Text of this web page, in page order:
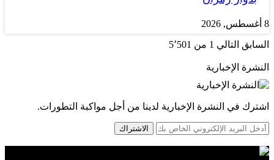
8 أغسطس, 2026
السابق التالي 1 من 5٬501
النشرة الإخبارية
اشترك في النشرة الإخبارية لدينا من أجل مواكبة التطورات.
الاشتراك